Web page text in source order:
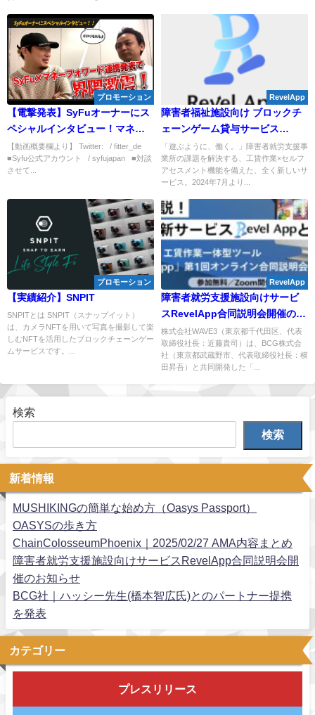
プロモーション
【電撃発表】SyFuオーナーにス
ペシャルインタビュー！マネー
フォワードと連携はヤバすぎだ
ろ！！
【動画概要欄より】 Twitter: / fitter_de
■Syfu公式アカウント / syfujapan ■対談
させて...
RevelApp
障害者福祉施設向け ブロックチ
ェーンゲーム貸与サービス
「RevelApp」正式に施設向けサ
ービス展開を開始
「遊ぶように、働く。」障害者就労支援事
業所の課題を解決する、工賃作業×セルフ
アセスメント機能を備えた、全く新しいサ
ービス。2024年7月より...
プロモーション
【実績紹介】SNPIT
SNPITとは SNPIT（スナップイット）
は、カメラNFTを用いて写真を撮影して楽
しむNFTを活用したブロックチェーンゲー
ムサービスです。...
RevelApp
障害者就労支援施設向けサービ
スRevelApp合同説明会開催のお
知らせ
株式会社WAVE3（東京都千代田区、代表
取締役社長：近藤貴司）は、BCG株式会
社（東京都武蔵野市、代表取締役社長：横
田昇吾）と共同開発した「...
検索
検索
新着情報
MUSHIKINGの簡単な始め方（Oasys Passport）
OASYSの歩き方
ChainColosseumPhoenix｜2025/02/27 AMA内容まとめ
障害者就労支援施設向けサービスRevelApp合同説明会開
催のお知らせ
BCG社｜ハッシー先生(橋本智広氏)とのパートナー提携
を発表
カテゴリー
プレスリリース